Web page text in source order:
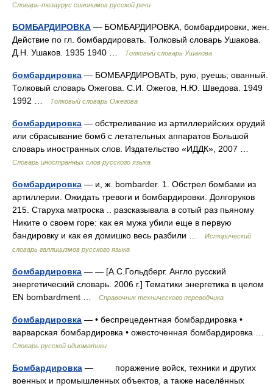
Словарь-тезаурус синонимов русской речи
БОМБАРДИРОВКА — БОМБАРДИРОВКА, бомбардировки, жен.
Действие по гл. бомбардировать. Толковый словарь Ушакова.
Д.Н. Ушаков. 1935 1940 …
Толковый словарь Ушакова
бомбардировка — БОМБАРДИРОВАТЬ, рую, руешь; ованный.
Толковый словарь Ожегова. С.И. Ожегов, Н.Ю. Шведова. 1949
1992 …
Толковый словарь Ожегова
бомбардировка — обстреливание из артиллерийских орудий
или сбрасывание бомб с летательных аппаратов Большой
словарь иностранных слов. Издательство «ИДДК», 2007 …
Словарь иностранных слов русского языка
бомбардировка — и, ж. bombarder. 1. Обстрел бомбами из
артиллерии. Ожидать тревоги и бомбардировки. Долгоруков
215. Старуха матроска .. разсказывала в сотый раз пьяному
Никите о своем горе: как ея мужа убили еще в первую
бандировку и как ея домишко весь разбили …
Исторический
словарь галлицизмов русского языка
бомбардировка — — [А.С.Гольдберг. Англо русский
энергетический словарь. 2006 г.] Тематики энергетика в целом
EN bombardment …
Справочник технического переводчика
бомбардировка — • беспрецедентная бомбардировка •
варварская бомбардировка • ожесточенная бомбардировка …
Словарь русской идиоматики
Бомбардировка — поражение войск, техники и других
военных и промышленных объектов, а также населённых